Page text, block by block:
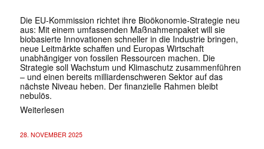
Die EU-Kommission richtet ihre Bioökonomie-Strategie neu
aus: Mit einem umfassenden Maßnahmenpaket will sie
biobasierte Innovationen schneller in die Industrie bringen,
neue Leitmärkte schaffen und Europas Wirtschaft
unabhängiger von fossilen Ressourcen machen. Die
Strategie soll Wachstum und Klimaschutz zusammenführen
– und einen bereits milliardenschweren Sektor auf das
nächste Niveau heben. Der finanzielle Rahmen bleibt
nebulös.
Weiterlesen
28. NOVEMBER 2025